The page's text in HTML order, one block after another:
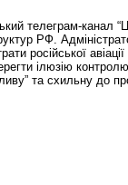
телеграм-канал
РФ.
російської
ілюзію
та схильну до